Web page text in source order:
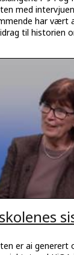
med
har vært
til historien
er ai generert